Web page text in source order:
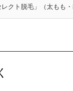
レクト脱毛」（太もも